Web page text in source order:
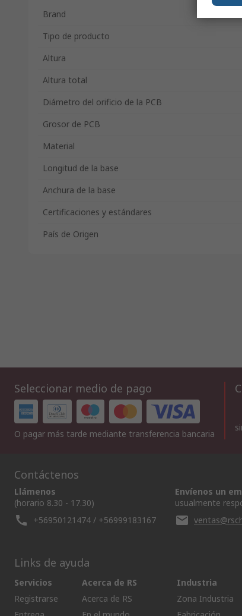
Brand
Tipo de producto
Altura
Altura total
Diámetro del orificio de la PCB
Grosor de PCB
Material
Longitud de la base
Anchura de la base
Certificaciones y estándares
País de Origen
Seleccionar medio de pago
O pagar más tarde mediante transferencia bancaria
Contáctenos
Llámenos
(horario 8.30 - 17.30)
+56950121474 / +56999183167
Envíenos un
usualmente
Links de ayuda
Servicios
Registrarse
Acerca de RS
Acerca de RS
Industria
Zona Industria